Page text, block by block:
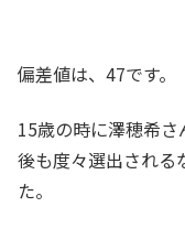
偏差値は、47です。
15歳の時に澤穂希
後も度々選出される
た。